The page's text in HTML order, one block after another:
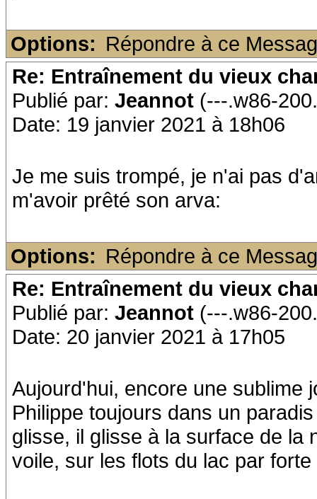
Options: Répondre à ce
Re: Entraînement du vieux
Publié par: Jeannot (---.w86-
Date: 19 janvier 2021 à 18h06
Je me suis trompé, je n'ai pas
m'avoir prêté son arva:
Options: Répondre à ce
Re: Entraînement du vieux
Publié par: Jeannot (---.w86-
Date: 20 janvier 2021 à 17h05
Aujourd'hui, encore une sublime
Philippe toujours dans un
glisse, il glisse à la surface de la
voile, sur les flots du lac par